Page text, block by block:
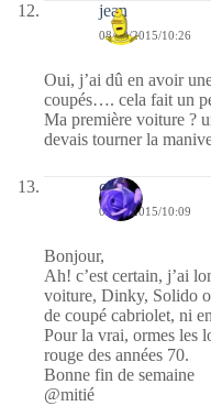
jean
08/08/2015/10:26
Oui, j’ai dû en avoir
coupés…. cela fait un
Ma première voiture ?
devais tourner la
covix
08/08/2015/10:09
Bonjour,
Ah! c’est certain, j’ai
voiture, Dinky, Solido
de coupé cabriolet, ni
Pour la vrai, ormes les
rouge des années 70.
Bonne fin de semaine
@mitié